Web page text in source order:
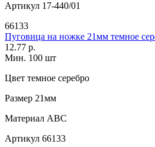
Артикул 17-440/01
66133
Пуговица на ножке 21мм темное
12.77 р.
Мин. 100 шт
Цвет темное серебро
Размер 21мм
Материал АВС
Артикул 66133